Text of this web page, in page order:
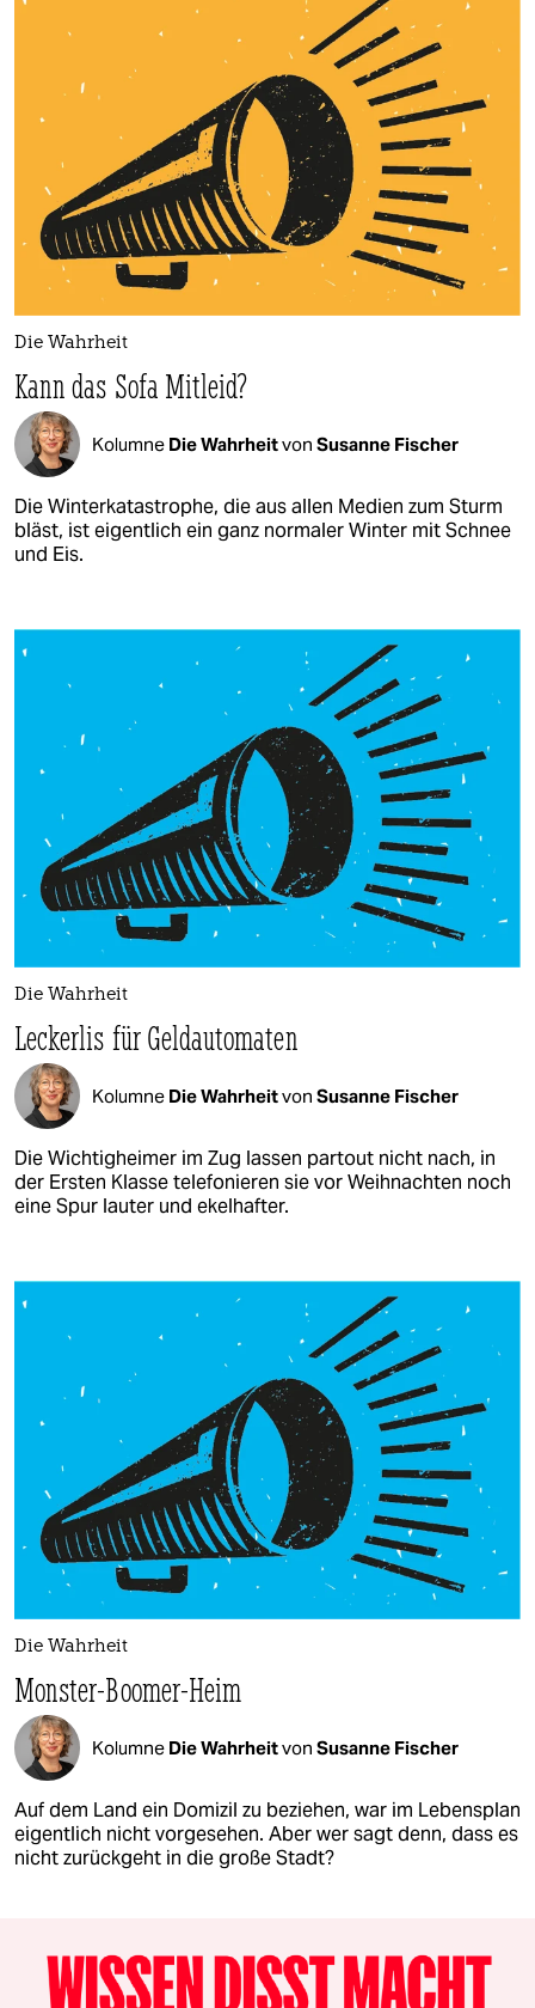
Die Wahrheit
Kann das Sofa Mitleid?
Kolumne Die Wahrheitvon Susanne Fischer
Die Winterkatastrophe, die aus allen Medien zum Sturm
bläst, ist eigentlich ein ganz normaler Winter mit Schnee
und Eis.
Die Wahrheit
Leckerlis für Geldautomaten
Kolumne Die Wahrheitvon Susanne Fischer
Die Wichtigheimer im Zug lassen partout nicht nach, in
der Ersten Klasse telefonieren sie vor Weihnachten noch
eine Spur lauter und ekelhafter.
Die Wahrheit
Monster-Boomer-Heim
Kolumne Die Wahrheitvon Susanne Fischer
Auf dem Land ein Domizil zu beziehen, war im Lebensplan
eigentlich nicht vorgesehen. Aber wer sagt denn, dass es
nicht zurückgeht in die große Stadt?